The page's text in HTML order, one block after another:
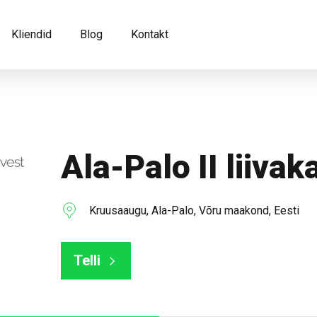
Kliendid Blog Kontakt
Ala-Palo II
Kruusaaugu, Ala-Palo, Võru maakond, Eesti
Telli